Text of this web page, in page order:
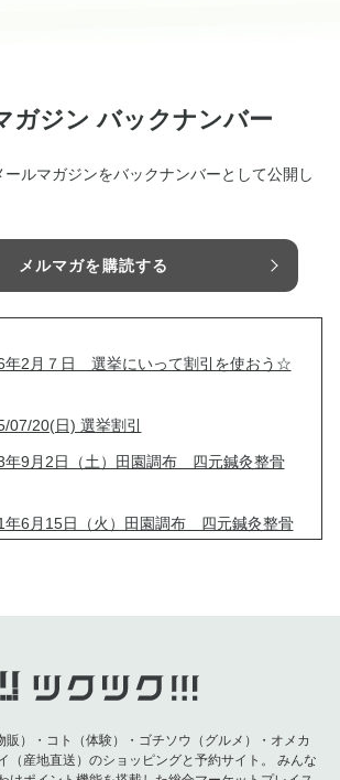
ガジン バックナンバー
ルマガジンをバックナンバーとして公開し
メルマガを購読する
年2月７日 選挙にいって割引を使おう☆
07/20(日) 選挙割引
年9月2日（土）田園調布 四元鍼灸整骨
年6月15日（火）田園調布 四元鍼灸整骨
年3月3日（水）田園調布 四元鍼灸整骨
販）・コト（体験）・ゴチソウ（グルメ）・オメカ
（産地直送）のショッピングと予約サイト。
みんな